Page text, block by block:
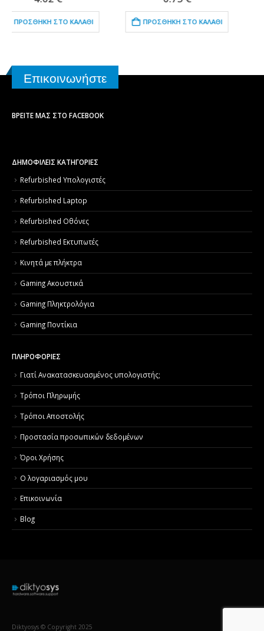
ΠΡΟΣΘΉΚΗ ΣΤΟ ΚΑΛΆΘΙ ΠΡΟΣΘΉΚΗ ΣΤΟ ΚΑΛΆΘΙ
Επικοινωνήστε
ΒΡΕΊΤΕ ΜΑΣ ΣΤΟ FACEBOOK
ΔΗΜΟΦΙΛΕΙΣ ΚΑΤΗΓΟΡΙΕΣ
Refurbished Υπολογιστές
Refurbished Laptop
Refurbished Οθόνες
Refurbished Εκτυπωτές
Κινητά με πλήκτρα
Gaming Ακουστικά
Gaming Πληκτρολόγια
Gaming Ποντίκια
ΠΛΗΡΟΦΟΡΙΕΣ
Γιατί Aνακατασκευασμένος υπολογιστής;
Τρόποι Πληρωμής
Τρόποι Αποστολής
Προστασία προσωπικών δεδομένων
Όροι Χρήσης
Ο λογαριασμός μου
Επικοινωνία
Blog
Diktyosys © Copyright 2025